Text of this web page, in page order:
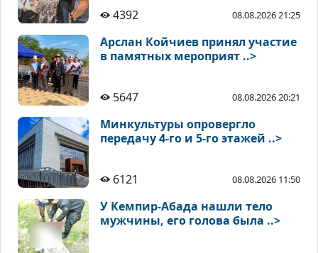
4392 08.08.2026 21:25
Арслан Койчиев принял участие
в памятных мероприят ..>
5647 08.08.2026 20:21
Минкультуры опровергло
передачу 4-го и 5-го этажей ..>
6121 08.08.2026 11:50
У Кемпир-Абада нашли тело
мужчины, его голова была ..>